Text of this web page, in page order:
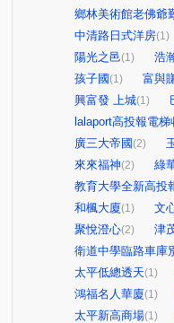
鄉林美術館老佛爺
中清路日式洋房(1)
陽光之邑(1) 浩
孩子國 (1) 富與
興富發 上城(1)
lalaport高投報電
廣三大帝國 (2)
來來福神(2) 綠
教育大學全新高投
和楓大廈(1) 文
聚悅澄心(2) 津
衛道中學臨路車庫
太平低總透天(1)
鴻福名人華廈(1)
太平新高商場(1)